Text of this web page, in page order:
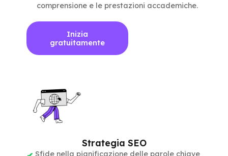
comprensione e le prestazioni accademiche.
Inizia
gratuitamente
Strategia SEO
Sfide nella pianificazione delle parole chiave